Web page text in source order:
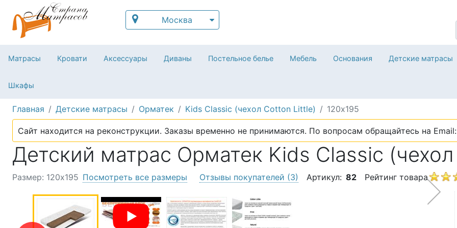
Москва
Матрасы Кровати Аксессуары Диваны Постельное белье Мебель Основания Детские матрасы
Шкафы
Главная Детские матрасы Орматек Kids Classic (чехол Cotton Little) 120х195
Сайт находится на реконструкции. Заказы временно не принимаются. По вопросам обращайтесь на
Детский матрас Орматек Kids Classic
Размер: 120х195 Посмотреть все размеры Отзывы покупателей (3) Артикул: 82 Рейтинг товара